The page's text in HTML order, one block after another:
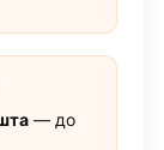
— до